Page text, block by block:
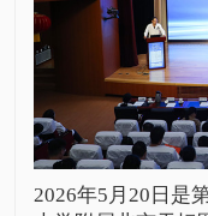
2026年5月20日是